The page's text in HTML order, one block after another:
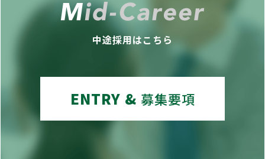
中途採用はこちら
ENTRY & 募集要項